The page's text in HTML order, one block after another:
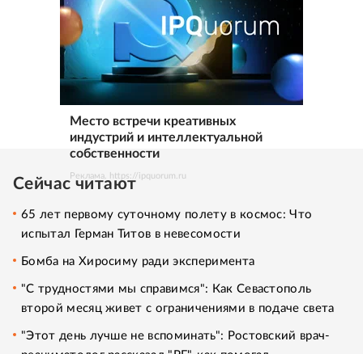
Место встречи креативных
индустрий и интеллектуальной
собственности
Реклама. https://ipquorum.ru
Сейчас читают
65 лет первому суточному полету в космос: Что
испытал Герман Титов в невесомости
Бомба на Хиросиму ради эксперимента
"С трудностями мы справимся": Как Севастополь
второй месяц живет с ограничениями в подаче света
"Этот день лучше не вспоминать": Ростовский врач-